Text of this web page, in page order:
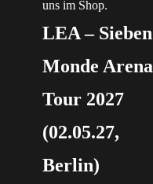
LEA – Sieben
Monde Arena
Tour 2027
(02.05.27,
Berlin)